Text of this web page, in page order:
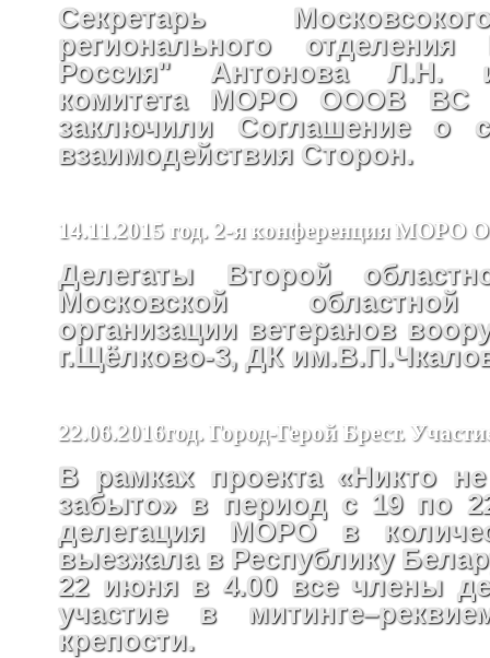
Секретарь
регионального
Россия" Антонова Л.Н.
комитета МОРО ОООВ ВС
заключили Соглашение о
взаимодействия Сторон.
14.11.2015 год. 2-я конференция
Делегаты Второй
Московской областной
организации ветеранов
г.Щёлково-3, ДК
22.06.2016год. Город-Герой Брест.
В рамках проекта «Никто
забыто» в период с 19 по
делегация МОРО в
выезжала в Республику
22 июня в 4.00 все члены
участие в
крепости.